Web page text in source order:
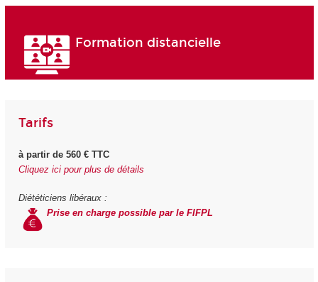
Formation distancielle
Tarifs
à partir de 560 € TTC
Cliquez ici pour plus de détails
Diététiciens libéraux :
Prise en charge possible par le FIFPL